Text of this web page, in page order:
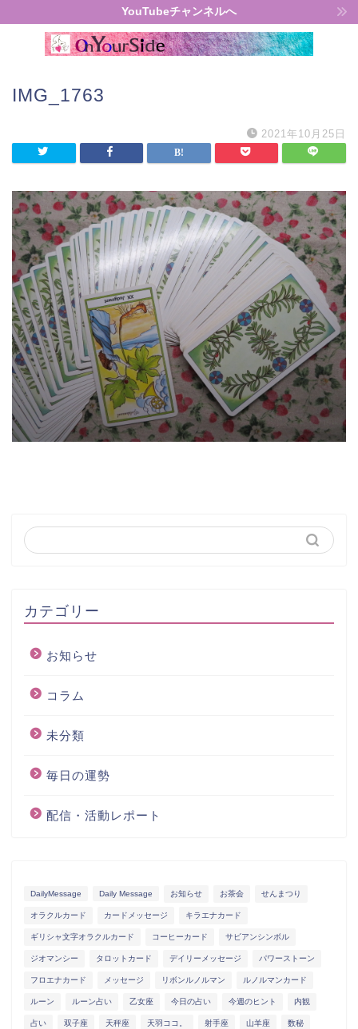
YouTubeチャンネルへ
IMG_1763
2021年10月25日
カテゴリー
お知らせ
コラム
未分類
毎日の運勢
配信・活動レポート
DailyMessage Daily Message お知らせ お茶会 せんまつり
オラクルカード カードメッセージ キラエナカード
ギリシャ文字オラクルカード コーヒーカード サビアンシンボル
ジオマンシー タロットカード デイリーメッセージ パワーストーン
フロエナカード メッセージ リボンルノルマン ルノルマンカード
ルーン ルーン占い 乙女座 今日の占い 今週のヒント 内観
占い 双子座 天秤座 天羽ココ。 射手座 山羊座 数秘